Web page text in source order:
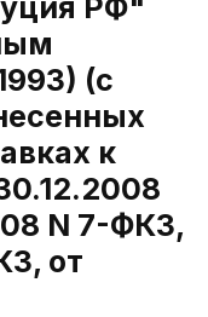
РФ"
(с
к
N 7-ФКЗ,
от